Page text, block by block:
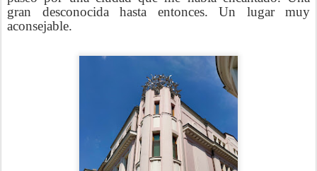
gran desconocida hasta entonces. Un lugar muy
aconsejable.